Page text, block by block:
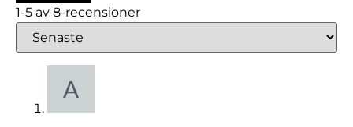
1-5 av 8-recensioner